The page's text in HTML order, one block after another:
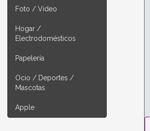
Foto / Video
Hogar /
Electrodomésticos
Papelería
Ocio / Deportes /
Mascotas
Apple